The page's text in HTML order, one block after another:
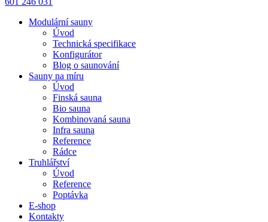
Modulární sauny
Úvod
Technická specifikace
Konfigurátor
Blog o saunování
Sauny na míru
Úvod
Finská sauna
Bio sauna
Kombinovaná sauna
Infra sauna
Reference
Rádce
Truhlářství
Úvod
Reference
Poptávka
E-shop
Kontakty